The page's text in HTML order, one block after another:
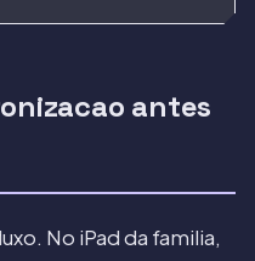
antes
No iPad da familia,